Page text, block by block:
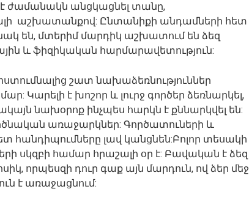
է ժամանակն անցկացնել տանը,
աշխատանքով: Ընտանիքի անդամների հետ
են, մտերիմ մարդիկ աշխատում են ձեզ
և ֆիզիկական հարմարավետություն:
շատ նախաձեռնություններ
Կարելի է խոշոր և լուրջ գործեր ձեռնարկել,
նախօրոք ինչպես հարկն է քննարկվել են:
առաջարկներ: Գործատուների և
հանդիպումները լավ կանցնեն:Բոլոր տեսակի
սկզբի համար հրաշալի օր է: Բավական է ձեզ
որպեսզի դուր գաք այն մարդուն, ով ձեր մեջ
է առաջացնում: